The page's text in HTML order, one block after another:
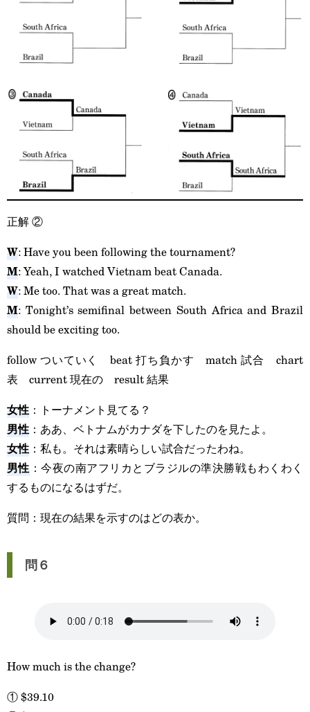
正解②
W: Have you been following the tournament?
M: Yeah, I watched Vietnam beat Canada.
W: Me too. That was a great match.
M: Tonight’s semifinal between South Africa and Brazil
should be exciting too.
follow ついていく beat 打ち負かす match 試合 chart
表 current 現在の result 結果
女性 ：トーナメント見てる？
男性 ：ああ、ベトナムがカナダを下したのを見たよ。
女性 ：私も。それは素晴らしい試合だったわね。
男性：今夜の南アフリカとブラジルの準決勝戦もわくわく
するものになるはずだ。
質問：現在の結果を示すのはどの表か。
問６
How much is the change?
①$39.10